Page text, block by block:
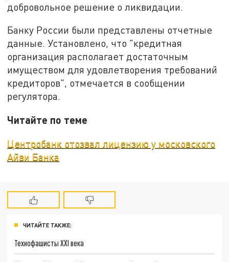
добровольное решение о ликвидации.
Банку России были представлены отчетные
данные. Установлено, что "кредитная
организация располагает достаточным
имуществом для удовлетворения требований
кредиторов", отмечается в сообщении
регулятора.
Читайте по теме
Центробанк отозвал лицензию у московского
Айви Банка
ЧИТАЙТЕ ТАКЖЕ:
Технофашисты XXI века